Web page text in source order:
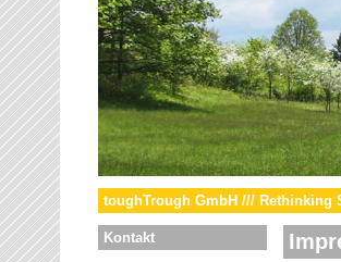
toughTrough GmbH /// Rethinking
Kontakt